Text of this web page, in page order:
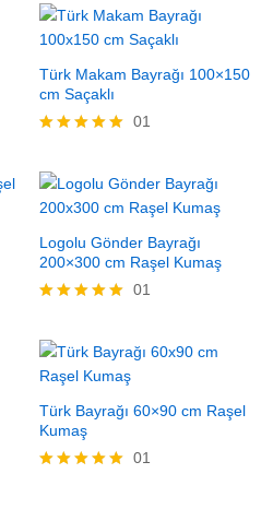
Türk Makam Bayrağı 100×150
cm Saçaklı
oy aldı
01
Logolu Gönder Bayrağı
200×300 cm Raşel Kumaş
oy aldı
01
Türk Bayrağı 60×90 cm Raşel
Kumaş
01